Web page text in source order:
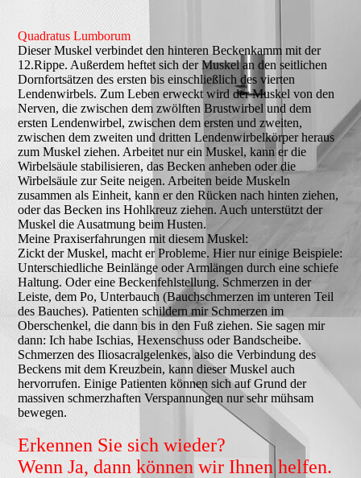
Quadratus Lumborum
Dieser Muskel verbindet den hinteren Beckenkamm mit der
12.Rippe. Außerdem heftet sich der Muskel an den seitlichen
Dornfortsätzen des ersten bis einschließlich des vierten
Lendenwirbels. Zum Leben erweckt wird der Muskel von den
Nerven, die zwischen dem zwölften Brustwirbel und dem
ersten Lendenwirbel, zwischen dem ersten und zweiten,
zwischen dem zweiten und dritten Lendenwirbelkörper heraus
zum Muskel ziehen. Arbeitet nur ein Muskel, kann er die
Wirbelsäule stabilisieren, das Becken anheben oder die
Wirbelsäule zur Seite neigen. Arbeiten beide Muskeln
zusammen als Einheit, kann er den Rücken nach hinten ziehen,
oder das Becken ins Hohlkreuz ziehen. Auch unterstützt der
Muskel die Ausatmung beim Husten.
Meine Praxiserfahrungen mit diesem Muskel:
Zickt der Muskel, macht er Probleme. Hier nur einige Beispiele:
Unterschiedliche Beinlänge oder Armlängen durch eine schiefe
Haltung. Oder eine Beckenfehlstellung. Schmerzen in der
Leiste, dem Po, Unterbauch (Bauchschmerzen im unteren Teil
des Bauches). Patienten schildern mir Schmerzen im
Oberschenkel, die dann bis in den Fuß ziehen. Sie sagen mir
dann: Ich habe Ischias, Hexenschuss oder Bandscheibe.
Schmerzen des Iliosacralgelenkes, also die Verbindung des
Beckens mit dem Kreuzbein, kann dieser Muskel auch
hervorrufen. Einige Patienten können sich auf Grund der
massiven schmerzhaften Verspannungen nur sehr mühsam
bewegen.
Erkennen Sie sich wieder?
Wenn Ja, dann können wir Ihnen helfen.